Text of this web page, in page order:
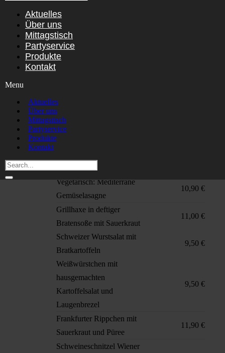
Aktuelles
Über uns
Mittagstisch
Partyservice
Produkte
Kontakt
Menu
Aktuelles
Über uns
Mittagstisch
Partyservice
Produkte
Kontakt
Zum Vorbestellen, Abholen oder Liefern.
Samstag, 08.08.2026
Pfefferrahmgulasch mit
Spätzle
Vegetarisch: Mediterrane
Gemüselasagne
10,90 €
Grillhaxe in deftiger
Bratensoße mit Sauerkraut
11,00 €
Schweizer Wurstsalat mit
Bratkartoffeln
9,50 €
Weißwürstchen mit
hausgemachten
Kartoffelsalat und
Laugenbrezel
9,50 €
Frankfurter Rippchen mit
Sauerkraut und Püree
11,90 €
Schweineschnitzel Wiener